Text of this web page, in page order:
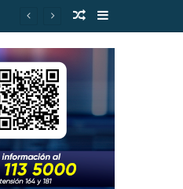
Publicación al
Barra lateral